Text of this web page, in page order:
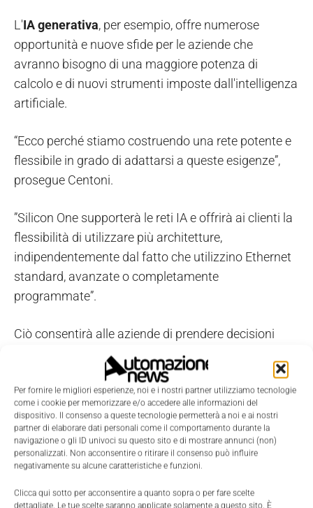
Per fornire le migliori esperienze, noi e i nostri partner utilizziamo tecnologie
come i cookie per memorizzare e/o accedere alle informazioni del
dispositivo. Il consenso a queste tecnologie permetterà a noi e ai nostri
partner di elaborare dati personali come il comportamento durante la
navigazione o gli ID univoci su questo sito e di mostrare annunci (non)
personalizzati. Non acconsentire o ritirare il consenso può influire
negativamente su alcune caratteristiche e funzioni.
Clicca qui sotto per acconsentire a quanto sopra o per fare scelte
dettagliate. Le tue scelte saranno applicate solamente a questo sito. È
L'IA generativa, per esempio, offre numerose
opportunità e nuove sfide per le aziende che
avranno bisogno di una maggiore potenza di
calcolo e di nuovi strumenti imposte dall'intelligenza
artificiale.
“Ecco perché stiamo costruendo una rete potente e
flessibile in grado di adattarsi a queste esigenze”,
prosegue Centoni.
”Silicon One supporterà le reti IA e offrirà ai clienti la
flessibilità di utilizzare più architetture,
indipendentemente dal fatto che utilizzino Ethernet
standard, avanzate o completamente
programmate”.
Ciò consentirà alle aziende di prendere decisioni
basate sui dati in base alle proprie esigenze, senza
essere vincolate a modelli di distribuzione ristretti.
L'AI generativa si deve usare in
modo responsabile
artificiale generativa devono essere utilizzate in